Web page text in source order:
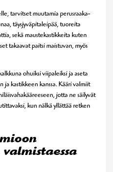
tarvitset muutamia perusraaka-
täysjyväpitaleipää, tuoreita
sekä maustekastikkeita kuten
takaavat paitsi maistuvan, myös
ohuiksi viipaleiksi ja aseta
ja kastikkeen kanssa. Kääri valmiit
jotta ne säilyvät
kun nälkä yllättää retken